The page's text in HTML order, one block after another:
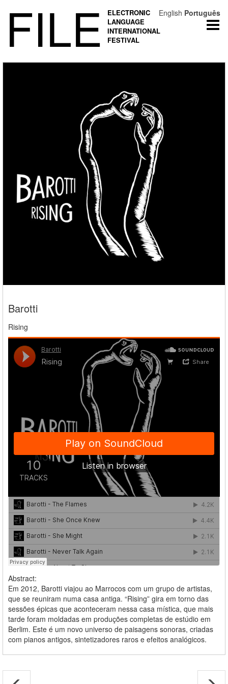
FILE
ELECTRONIC
LANGUAGE
INTERNATIONAL
FESTIVAL
Barotti
Rising
Abstract:
Em 2012, Barotti viajou ao Marrocos com um grupo de artistas,
que se reuniram numa casa antiga. “Rising” gira em torno das
sessões épicas que aconteceram nessa casa mística, que mais
tarde foram moldadas em produções completas de estúdio em
Berlim. Este é um novo universo de paisagens sonoras, criadas
com pianos antigos, sintetizadores raros e efeitos analógicos.
English Português